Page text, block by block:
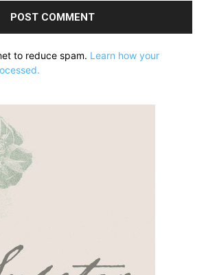
to reduce spam. Learn how your